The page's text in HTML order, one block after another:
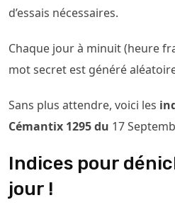
d’essais nécessaires.
Chaque jour à minuit (heure
mot secret est généré
Sans plus attendre, voici les
Cémantix 1295 du 17
Indices pour
jour !